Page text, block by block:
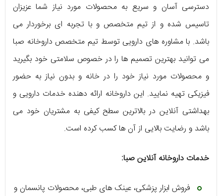
دسترسی آسان و سریع به محصولات مورد نیاز شما عزیزان
تاسیس شده و از تیم متخصص و با تجربه ‌ای برخوردار می
‌باشد. با مشاوره ‌های دارویی توسط تیم متخصص داروخانه صبا
می ‌توانید بهترین تصمیم ‌ها را در خصوص سلامتی خود بگیرید
و محصولات مورد نیاز خود را در خانه و بدون نیاز به حضور
فیزیکی تهیه نمایید. این داروخانه ارائه دهنده خدمات دارویی و
بهداشتی آنلاین در بالاترین سطح کیفی به مشتریان خود می
‌باشد و رضایت بالایی از آن ها کسب کرده است.
خدمات داروخانه آنلاین صبا:
فروش ابزار پزشکی، عینک ‌های طبی، محصولات پانسمان و